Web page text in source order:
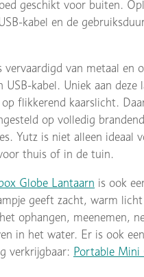
geschikt voor buiten.
kabel en de
vervaardigd van metaal en
USB-kabel. Uniek aan deze
flikkerend kaarslicht.
op volledig
Yutz is niet alleen ideaal
thuis of in de tuin.
Globe Lantaarn is ook
geeft zacht, warm
ophangen, meenemen,
in het water. Er is ook
verkrijgbaar: Portable Mini